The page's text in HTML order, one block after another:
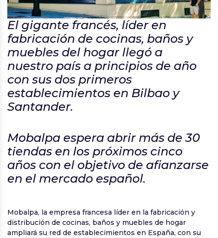
El gigante francés, líder en
fabricación de cocinas, baños y
muebles del hogar llegó a
nuestro país a principios de año
con sus dos primeros
establecimientos en Bilbao y
Santander.
Mobalpa espera abrir más de 30
tiendas en los próximos cinco
años con el objetivo de afianzarse
en el mercado español.
Mobalpa, la empresa francesa líder en la fabricación y
distribución de cocinas, baños y muebles de hogar
ampliará su red de establecimientos en España, con su